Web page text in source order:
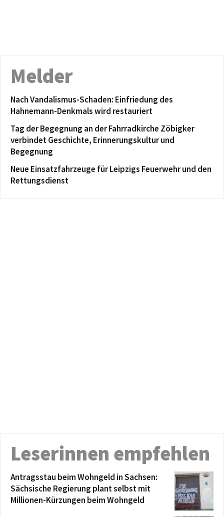
Melder
Nach Vandalismus-Schaden: Einfriedung des
Hahnemann-Denkmals wird restauriert
Tag der Begegnung an der Fahrradkirche Zöbigker
verbindet Geschichte, Erinnerungskultur und
Begegnung
Neue Einsatzfahrzeuge für Leipzigs Feuerwehr und den
Rettungsdienst
Leserinnen empfehlen
Antragsstau beim Wohngeld in Sachsen:
Sächsische Regierung plant selbst mit
Millionen-Kürzungen beim Wohngeld